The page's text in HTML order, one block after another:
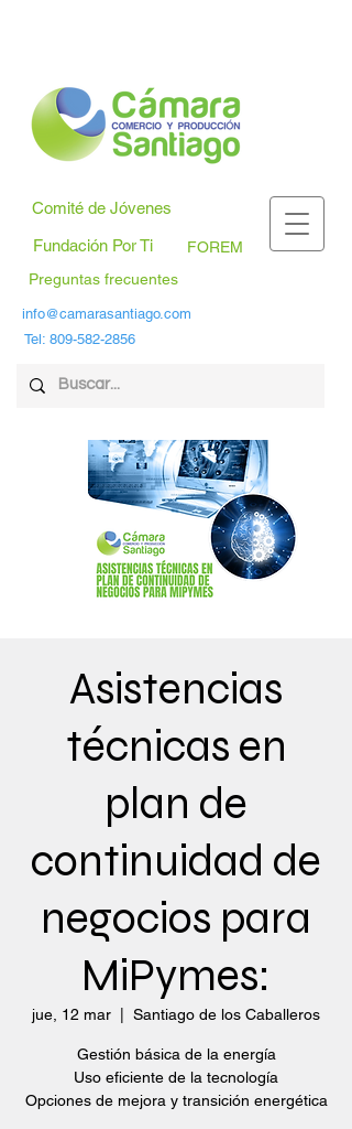
Tel: 809-582-2856
info@camarasantiago.com
FOREM
Comité de Jóvenes
Fundación Por Ti
Preguntas frecuentes
Asistencias
técnicas en
plan de
continuidad de
negocios para
MiPymes:
jue, 12 mar Santiago de los Caballeros
Gestión básica de la energía
Uso eficiente de la tecnología
Opciones de mejora y transición energética